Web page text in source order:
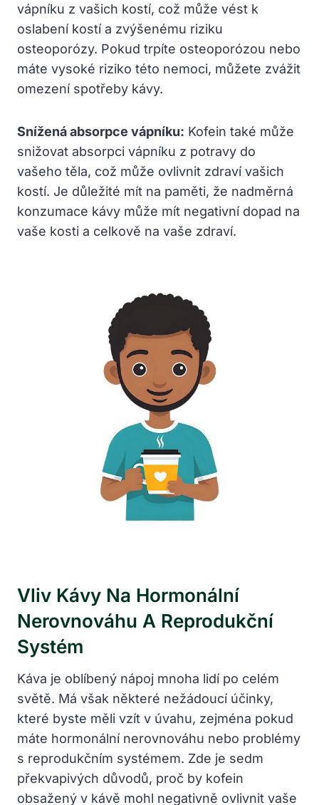
vápníku z vašich kostí, což může vést k
oslabení kostí a zvýšenému riziku
osteoporózy. Pokud trpíte osteoporózou nebo
máte vysoké riziko této nemoci, můžete zvážit
omezení spotřeby kávy.
Snížená absorpce vápníku: Kofein také může
snižovat absorpci vápníku z potravy do
vašeho těla, což může ovlivnit zdraví vašich
kostí. Je důležité mít na paměti, že nadměrná
konzumace kávy může mít negativní dopad na
vaše kosti a celkově na vaše zdraví.
Vliv Kávy Na Hormonální
Nerovnováhu A Reprodukční
Systém
Káva je oblíbený nápoj mnoha lidí po celém
světě. Má však některé nežádoucí účinky,
které byste měli vzít v úvahu, zejména pokud
máte hormonální nerovnováhu nebo problémy
s reprodukčním systémem. Zde je sedm
překvapivých důvodů, proč by kofein
obsažený v kávě mohl negativně ovlivnit vaše